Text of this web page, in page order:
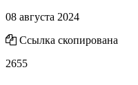
08 августа 2024
Ссылка скопирована
2655